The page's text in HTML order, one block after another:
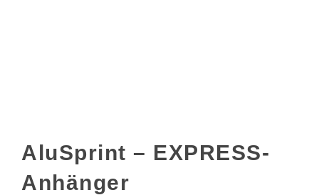
AluSprint – EXPRESS-
Anhänger